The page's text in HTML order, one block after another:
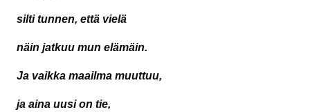
silti tunnen, että vielä
näin jatkuu mun elämäin.
Ja vaikka maailma muuttuu,
ja aina uusi on tie,